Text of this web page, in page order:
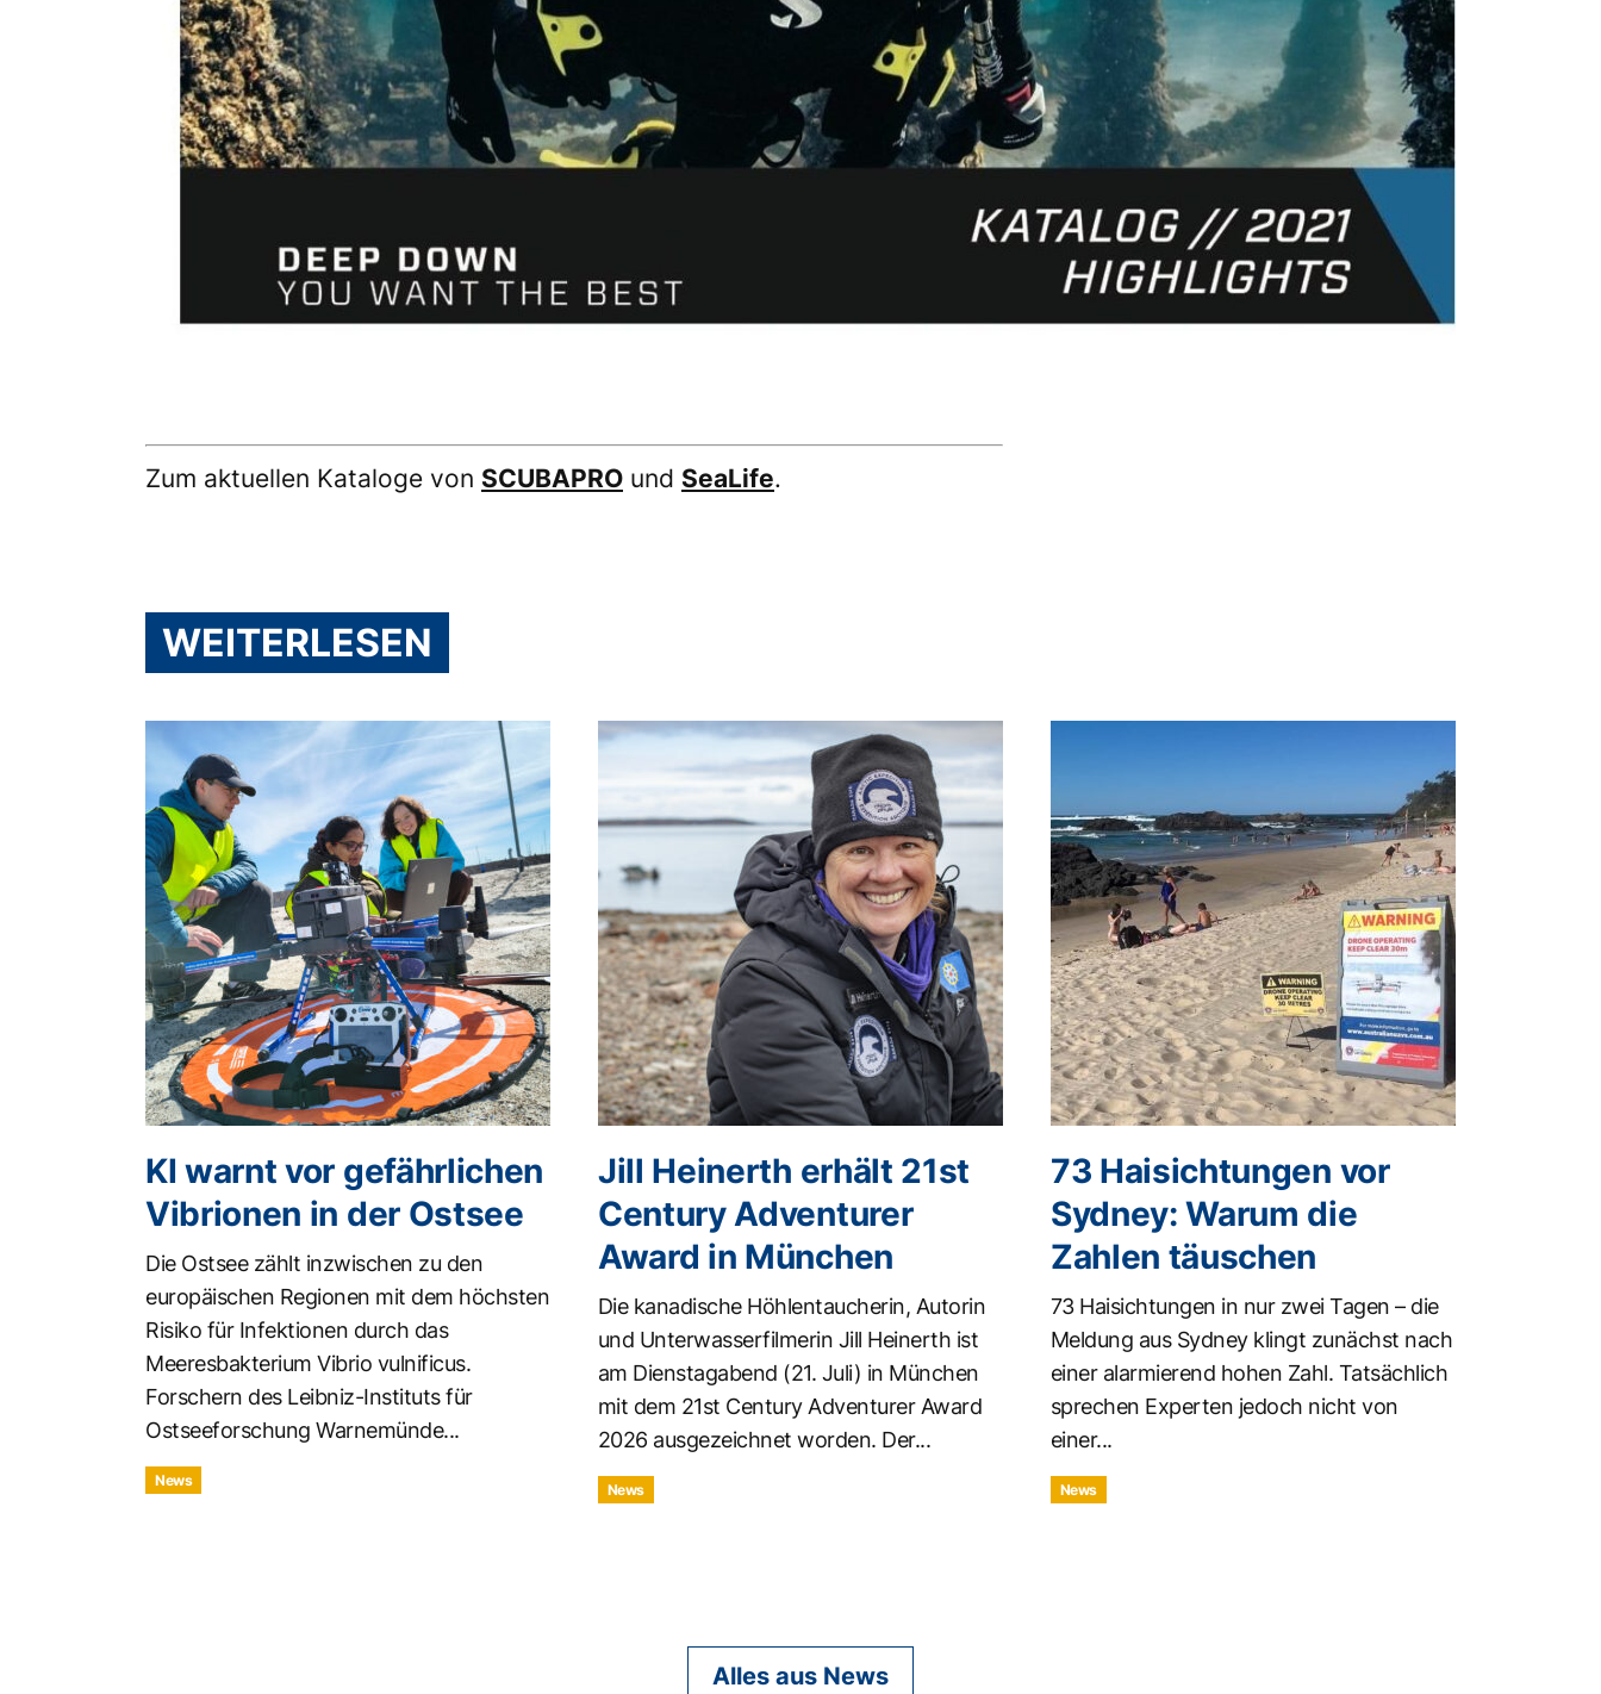
Zum aktuellen Kataloge von SCUBAPRO und SeaLife.
WEITERLESEN
KI warnt vor gefährlichen
Vibrionen in der Ostsee
Die Ostsee zählt inzwischen zu den
europäischen Regionen mit dem höchsten
Risiko für Infektionen durch das
Meeresbakterium Vibrio vulnificus.
Forschern des Leibniz-Instituts für
Ostseeforschung Warnemünde...
News
Jill Heinerth erhält 21st
Century Adventurer
Award in München
Die kanadische Höhlentaucherin, Autorin
und Unterwasserfilmerin Jill Heinerth ist
am Dienstagabend (21. Juli) in München
mit dem 21st Century Adventurer Award
2026 ausgezeichnet worden. Der...
News
73 Haisichtungen vor
Sydney: Warum die
Zahlen täuschen
73 Haisichtungen in nur zwei Tagen – die
Meldung aus Sydney klingt zunächst nach
einer alarmierend hohen Zahl. Tatsächlich
sprechen Experten jedoch nicht von
einer...
News
Alles aus News